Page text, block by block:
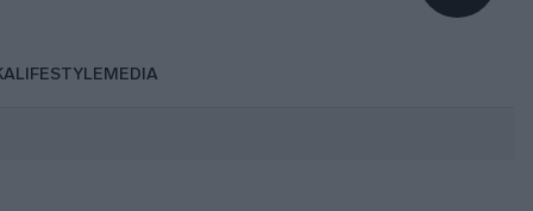
LIFESTYLEMEDIA